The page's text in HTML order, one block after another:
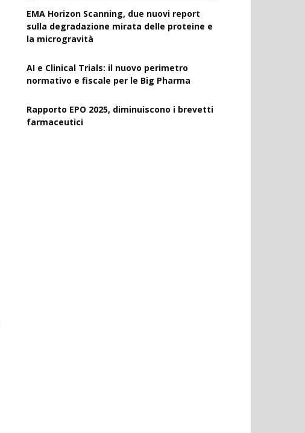
EMA Horizon Scanning, due nuovi report
sulla degradazione mirata delle proteine e
la microgravità
AI e Clinical Trials: il nuovo perimetro
normativo e fiscale per le Big Pharma
Rapporto EPO 2025, diminuiscono i brevetti
farmaceutici